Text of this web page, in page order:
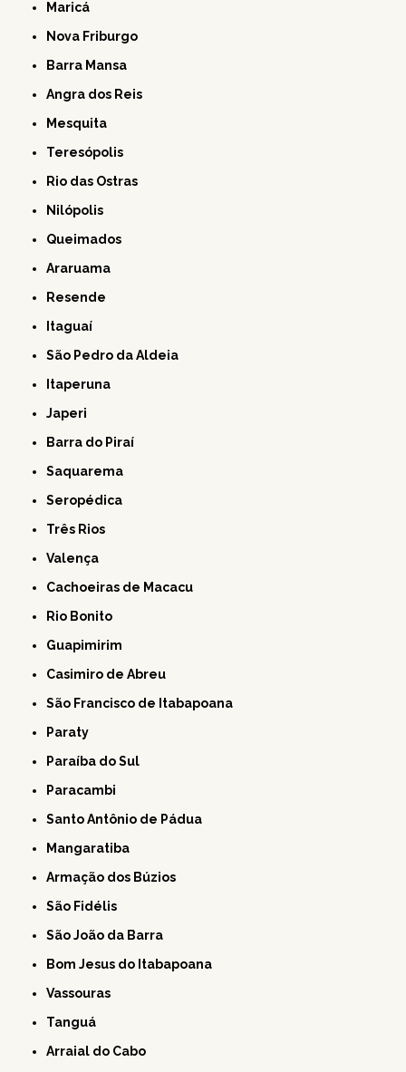
Maricá
Nova Friburgo
Barra Mansa
Angra dos Reis
Mesquita
Teresópolis
Rio das Ostras
Nilópolis
Queimados
Araruama
Resende
Itaguaí
São Pedro da Aldeia
Itaperuna
Japeri
Barra do Piraí
Saquarema
Seropédica
Três Rios
Valença
Cachoeiras de Macacu
Rio Bonito
Guapimirim
Casimiro de Abreu
São Francisco de Itabapoana
Paraty
Paraíba do Sul
Paracambi
Santo Antônio de Pádua
Mangaratiba
Armação dos Búzios
São Fidélis
São João da Barra
Bom Jesus do Itabapoana
Vassouras
Tanguá
Arraial do Cabo